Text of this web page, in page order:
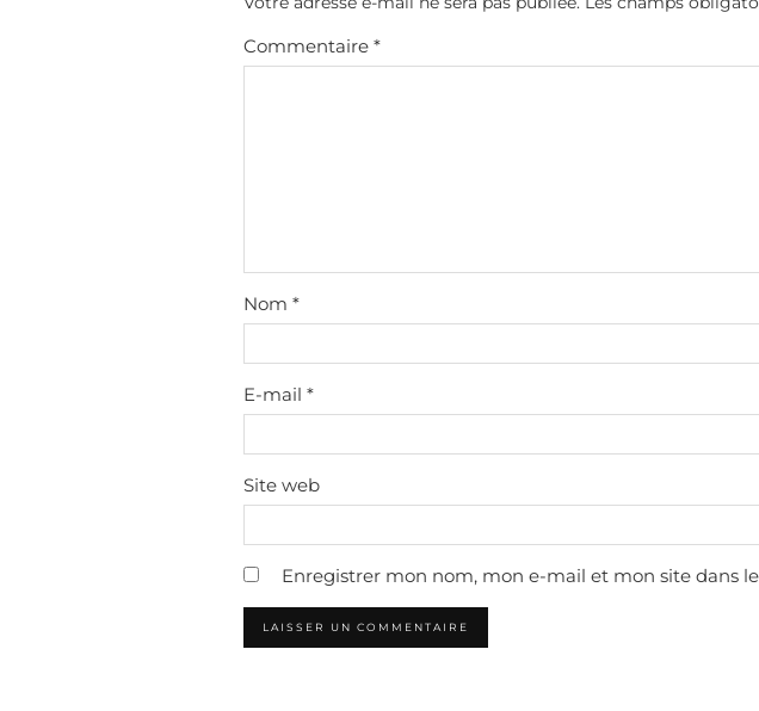
Commentaire *
Nom *
E-mail *
Site web
Enregistrer mon nom, mon e-mail et mon site dans